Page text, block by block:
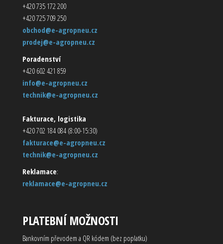
+420 735 172 200
+420 725 709 250
obchod@e-agropneu.cz
prodej@e-agropneu.cz
Poradenství
+420 602 421 859
info@e-agropneu.cz
technik@e-agropneu.cz
Fakturace, logistika
+420 702 184 084 (8:00-15:30)
fakturace@e-agropneu.cz
technik@e-agropneu.cz
Reklamace:
reklamace@e-agropneu.cz
PLATEBNÍ MOŽNOSTI
Bankovním převodem a QR kódem (bez poplatku)